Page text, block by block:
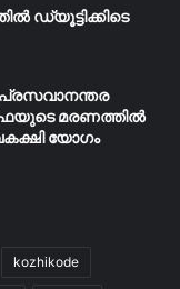
ഡ്യൂട്ടിക്കിടെ
മരണത്തിൽ
യോഗം
kozhikode